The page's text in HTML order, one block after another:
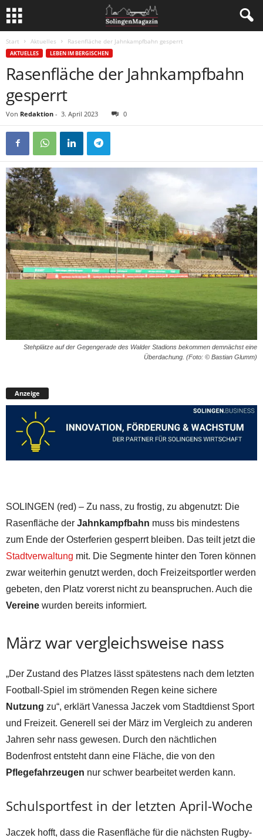
Start Aktuelles Rasenfläche der Jahnkampfbahn gesperrt
AKTUELLES LEBEN IM BERGISCHEN
Rasenfläche der Jahnkampfbahn
gesperrt
Von Redaktion - 3. April 2023 0
Stehplätze auf der Gegengerade des Walder Stadions bekommen demnächst eine
Überdachung. (Foto: © Bastian Glumm)
Anzeige
SOLINGEN (red) – Zu nass, zu frostig, zu abgenutzt: Die
Rasenfläche der Jahnkampfbahn muss bis mindestens
zum Ende der Osterferien gesperrt bleiben. Das teilt jetzt die
Stadtverwaltung mit. Die Segmente hinter den Toren können
zwar weiterhin genutzt werden, doch Freizeitsportler werden
gebeten, den Platz vorerst nicht zu beanspruchen. Auch die
Vereine wurden bereits informiert.
März war vergleichsweise nass
„Der Zustand des Platzes lässt spätestens nach dem letzten
Football-Spiel im strömenden Regen keine sichere
Nutzung zu“, erklärt Vanessa Jaczek vom Stadtdienst Sport
und Freizeit. Generell sei der März im Vergleich zu anderen
Jahren sehr nass gewesen. Durch den nächtlichen
Bodenfrost entsteht dann eine Fläche, die von den
Pflegefahrzeugen nur schwer bearbeitet werden kann.
Schulsportfest in der letzten April-Woche
Jaczek hofft, dass die Rasenfläche für die nächsten Rugby-